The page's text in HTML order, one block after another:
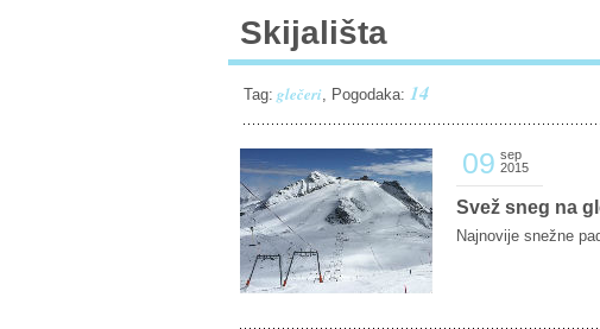
Skijališta
Tag: glečeri, Pogodaka: 14
09 sep
2015
Svež sneg na
Najnovije snežne